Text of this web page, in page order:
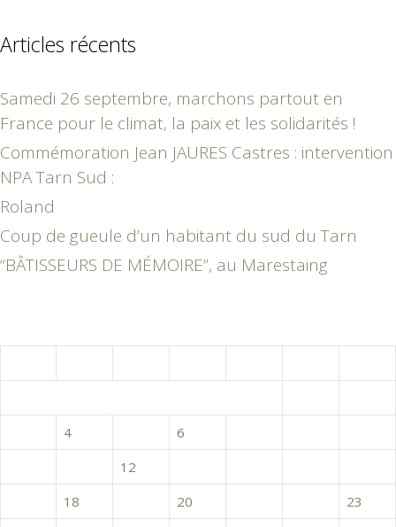
Articles récents
Samedi 26 septembre, marchons partout en
France pour le climat, la paix et les solidarités !
Commémoration Jean JAURES Castres : intervention
NPA Tarn Sud :
Roland
Coup de gueule d’un habitant du sud du Tarn
“BÂTISSEURS DE MÉMOIRE”, au Marestaing
4 6
12
18 20
23